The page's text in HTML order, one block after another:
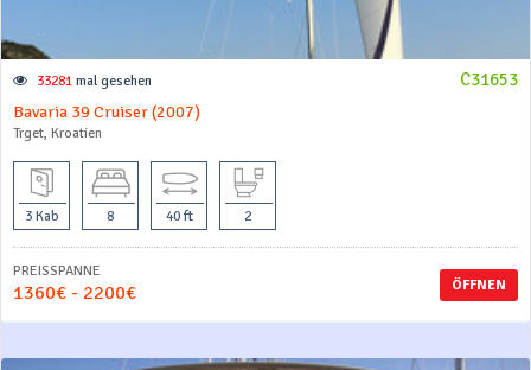
C31653
33281 mal gesehen
Bavaria 39 Cruiser (2007)
Trget, Kroatien
3 Kab 8 40 ft 2
ÖFFNEN
PREISSPANNE
1360€ - 2200€